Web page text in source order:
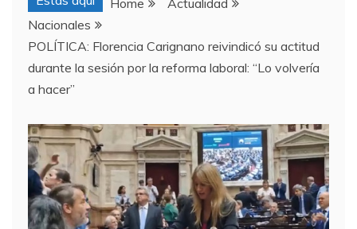
Home
Actualidad
Nacionales
POLÍTICA: Florencia Carignano reivindicó su actitud
durante la sesión por la reforma laboral: “Lo volvería
a hacer”